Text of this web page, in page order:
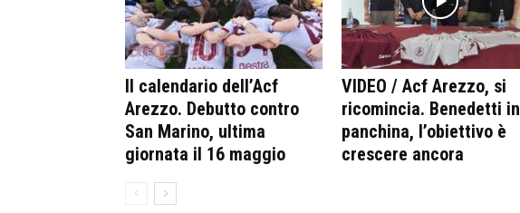
Il calendario dell’Acf
Arezzo. Debutto contro
San Marino, ultima
giornata il 16 maggio
VIDEO / Acf Arezzo, si
ricomincia. Benedetti in
panchina, l’obiettivo è
crescere ancora